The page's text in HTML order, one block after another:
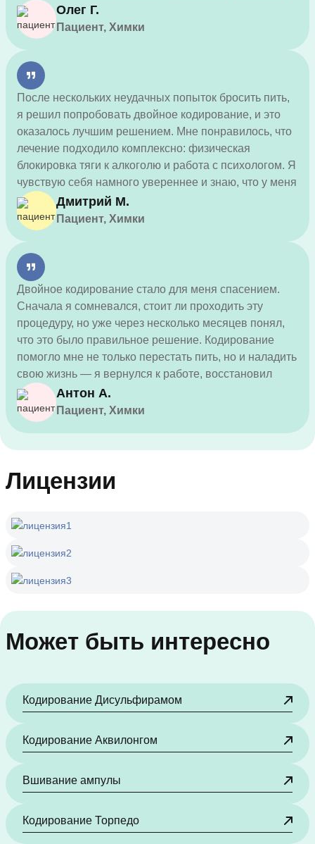
значительно улучшилась. Большое спасибо врачам
за профессионализм и поддержку на каждом этапе
лечения!
Олег Г.
Пациент, Химки
После нескольких неудачных попыток бросить пить,
я решил попробовать двойное кодирование, и это
оказалось лучшим решением. Мне понравилось, что
лечение подходило комплексно: физическая
блокировка тяги к алкоголю и работа с психологом. Я
чувствую себя намного увереннее и знаю, что у меня
есть силы оставаться трезвым. Рекомендую этот
метод всем, кто хочет раз и навсегда избавиться от
зависимости.
Дмитрий М.
Пациент, Химки
Двойное кодирование стало для меня спасением.
Сначала я сомневался, стоит ли проходить эту
процедуру, но уже через несколько месяцев понял,
что это было правильное решение. Кодирование
помогло мне не только перестать пить, но и наладить
свою жизнь — я вернулся к работе, восстановил
отношения с близкими. Спасибо клинике за
внимание и поддержку, я очень доволен результатом!
Антон А.
Пациент, Химки
Лицензии
Может быть интересно
Кодирование Дисульфирамом
Кодирование Аквилонгом
Вшивание ампулы
Кодирование Торпедо